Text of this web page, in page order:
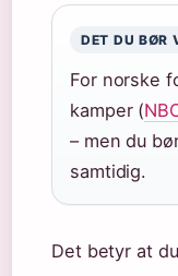
DET DU BØR
For norske
kamper (
– men du
samtidig.
Det betyr at